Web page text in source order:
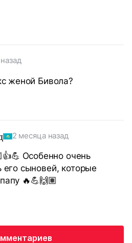
женой Бивола?
2 месяца назад
Особенно очень
сыновей, которые
🔥💪🙌🏽